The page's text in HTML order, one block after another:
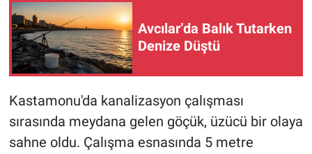
Avcılar’da Balık Tutarken
Denize Düştü
Kastamonu'da kanalizasyon çalışması
sırasında meydana gelen göçük, üzücü bir olaya
sahne oldu. Çalışma esnasında 5 metre
HABERDE İNSAN
POLİTİKA
SPOR
MAGAZİN